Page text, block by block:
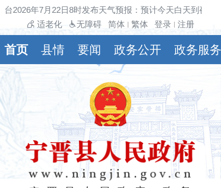
台2026年7月22日8时发布天气预报：预计今天白天到夜
适老化
无障碍 简体 繁体 登录 注册
首页 县情 要闻 政务公开 政务服务